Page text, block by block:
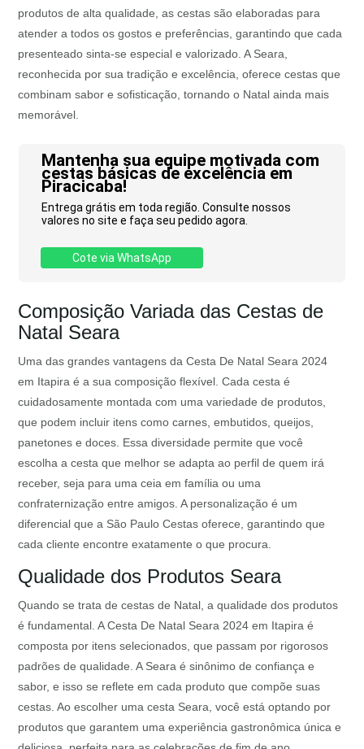
produtos de alta qualidade, as cestas são elaboradas para
atender a todos os gostos e preferências, garantindo que cada
presenteado sinta-se especial e valorizado. A Seara,
reconhecida por sua tradição e excelência, oferece cestas que
combinam sabor e sofisticação, tornando o Natal ainda mais
memorável.
Mantenha sua equipe motivada com
cestas básicas de excelência em
Piracicaba!
Entrega grátis em toda região. Consulte nossos
valores no site e faça seu pedido agora.
Cote via WhatsApp
Composição Variada das Cestas de
Natal Seara
Uma das grandes vantagens da Cesta De Natal Seara 2024
em Itapira é a sua composição flexível. Cada cesta é
cuidadosamente montada com uma variedade de produtos,
que podem incluir itens como carnes, embutidos, queijos,
panetones e doces. Essa diversidade permite que você
escolha a cesta que melhor se adapta ao perfil de quem irá
receber, seja para uma ceia em família ou uma
confraternização entre amigos. A personalização é um
diferencial que a São Paulo Cestas oferece, garantindo que
cada cliente encontre exatamente o que procura.
Qualidade dos Produtos Seara
Quando se trata de cestas de Natal, a qualidade dos produtos
é fundamental. A Cesta De Natal Seara 2024 em Itapira é
composta por itens selecionados, que passam por rigorosos
padrões de qualidade. A Seara é sinônimo de confiança e
sabor, e isso se reflete em cada produto que compõe suas
cestas. Ao escolher uma cesta Seara, você está optando por
produtos que garantem uma experiência gastronômica única e